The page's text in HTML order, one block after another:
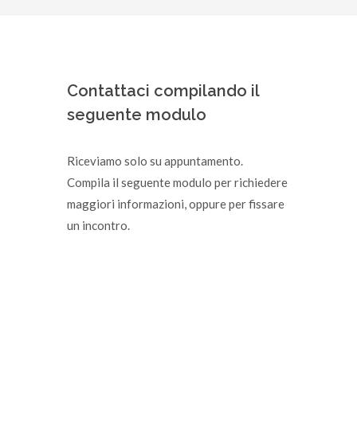
Contattaci compilando il
seguente modulo
Riceviamo solo su appuntamento.
Compila il seguente modulo per richiedere
maggiori informazioni, oppure per fissare
un incontro.